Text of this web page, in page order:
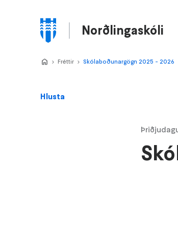
Norðlingaskóli
Valmynd
Hlusta
Home
>
Fréttir >
Skólaboðunargögn 2025 - 2026